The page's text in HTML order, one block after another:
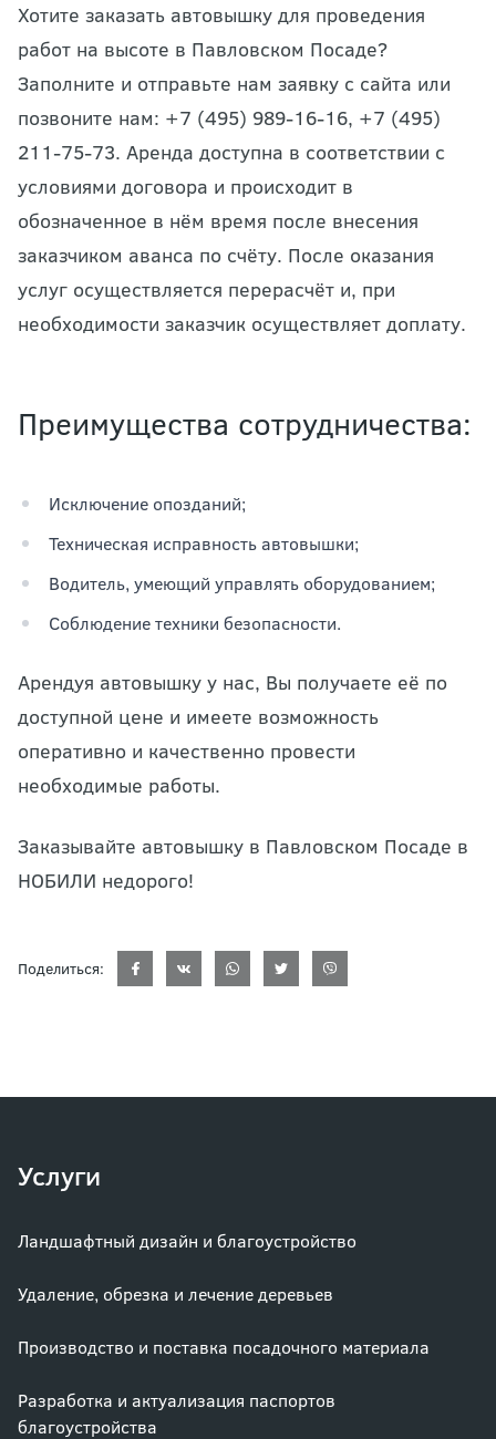
Хотите заказать автовышку для проведения
работ на высоте в Павловском Посаде?
Заполните и отправьте нам заявку с сайта или
позвоните нам: +7 (495) 989-16-16, +7 (495)
211-75-73. Аренда доступна в соответствии с
условиями договора и происходит в
обозначенное в нём время после внесения
заказчиком аванса по счёту. После оказания
услуг осуществляется перерасчёт и, при
необходимости заказчик осуществляет доплату.
Преимущества сотрудничества:
Исключение опозданий;
Техническая исправность автовышки;
Водитель, умеющий управлять оборудованием;
Соблюдение техники безопасности.
Арендуя автовышку у нас, Вы получаете её по
доступной цене и имеете возможность
оперативно и качественно провести
необходимые работы.
Заказывайте автовышку в Павловском Посаде в
НОБИЛИ недорого!
Поделиться:
Услуги
Ландшафтный дизайн и благоустройство
Удаление, обрезка и лечение деревьев
Производство и поставка посадочного материала
Разработка и актуализация паспортов
благоустройства